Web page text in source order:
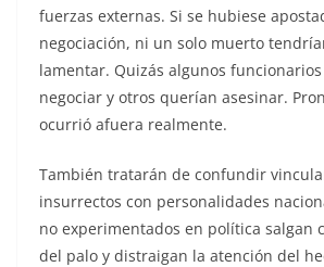
fuerzas externas. Si se hubiese
negociación, ni un solo muerto
lamentar. Quizás algunos
negociar y otros querían asesinar.
ocurrió afuera realmente.
También tratarán de confundir
insurrectos con personalidades
no experimentados en política salgan
del palo y distraigan la atención del